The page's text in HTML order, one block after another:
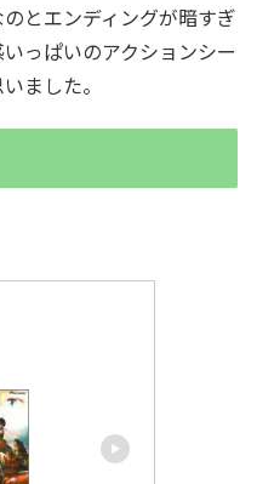
とエンディングが暗すぎ
っぱいのアクションシー
ました。